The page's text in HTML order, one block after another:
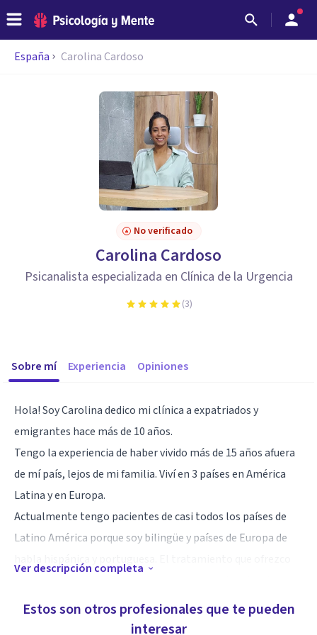
España Carolina Cardoso
No verificado
Carolina Cardoso
Psicanalista especializada en Clínica de la Urgencia
(3)
Sobre mí Experiencia Opiniones
Hola! Soy Carolina dedico mi clínica a expatriados y
emigrantes hace más de 10 años.
Tengo la experiencia de haber vivido más de 15 años afuera
de mí país, lejos de mi familia. Viví en 3 países en América
Latina y en Europa.
Actualmente tengo pacientes de casi todos los países de
Latino América porque soy bilingüe y países de Europa de
adaptación e inserción en una nueva cultura.
Estudié en una de las mejores universidades de psicología en
Ver descripción completa
Estos son otros profesionales que te pueden
interesar